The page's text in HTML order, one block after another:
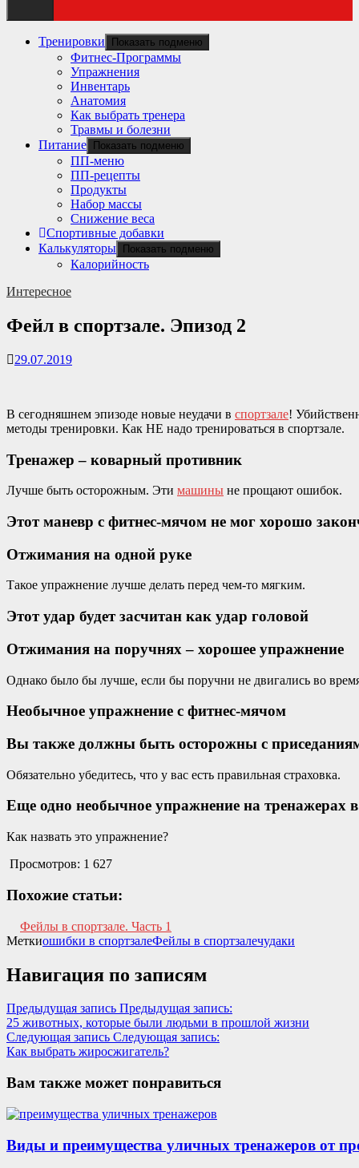
Тренировки Показать подменю
Фитнес-Программы
Упражнения
Инвентарь
Анатомия
Как выбрать тренера
Травмы и болезни
Питание
Показать подменю
ПП-меню
ПП-рецепты
Продукты
Набор массы
Снижение веса
Спортивные добавки
Калькуляторы
Показать подменю
Калорийность
Интересное
Фейл в спортзале. Эпизод 2
29.07.2019
В сегодняшнем эпизоде ​​новые неудачи в спортзале!
методы тренировки. Как НЕ надо тренироваться в спортзале.
Тренажер – коварный противник
Лучше быть осторожным. Эти машины не прощают ошибок.
Этот маневр с фитнес-мячом не мог хорошо
Отжимания на одной руке
Такое упражнение лучше делать перед чем-то мягким.
Этот удар будет засчитан как удар головой
Отжимания на поручнях – хорошее упражнение
Однако было бы лучше, если бы поручни не двигались во
Необычное упражнение с фитнес-мячом
Вы также должны быть осторожны с
Обязательно убедитесь, что у вас есть правильная страховка.
Еще одно необычное упражнение на тренажерах в
Как назвать это упражнение?
Просмотров: 1 627
Похожие статьи:
Фейлы в спортзале. Часть 1
Меткиошибки в спортзалеФейлы в спортзалечудаки
Навигация по записям
Предыдущая запись Предыдущая запись:
25 животных, которые были людьми в прошлой жизни
Следующая запись Следующая запись:
Как выбрать жиросжигатель?
Вам также может понравиться
Виды и преимущества уличных тренажеров от